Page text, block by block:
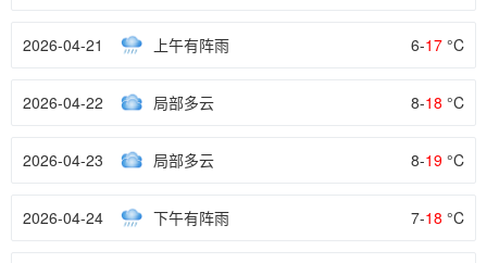
2026-04-21 上午有阵雨 6-17 °C
2026-04-22 局部多云 8-18 °C
2026-04-23 局部多云 8-19 °C
2026-04-24 下午有阵雨 7-18 °C